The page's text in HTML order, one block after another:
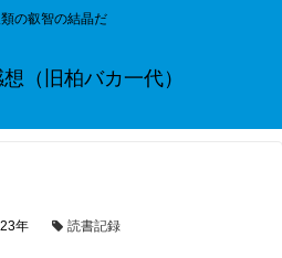
の叡智の結晶だ
（旧柏バカ一代）
年 読書記録